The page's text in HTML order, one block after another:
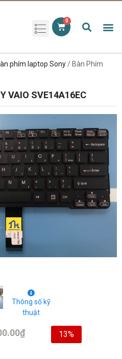
phím laptop Sony/ Bàn Phím
VAIO SVE14A16EC
Thông số kỹ
thuật
₫ 13%